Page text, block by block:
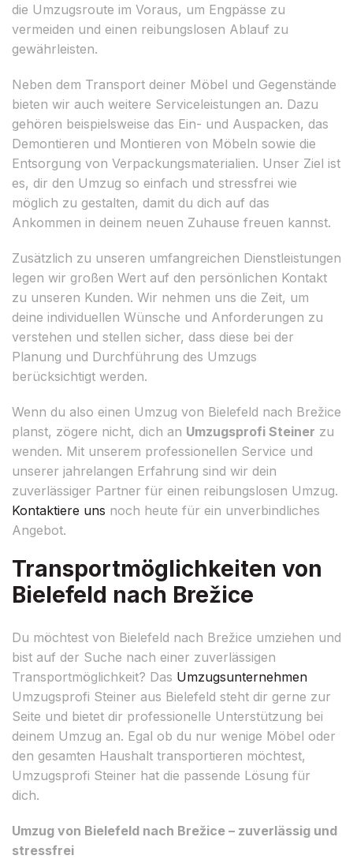
die Umzugsroute im Voraus, um Engpässe zu
vermeiden und einen reibungslosen Ablauf zu
gewährleisten.
Neben dem Transport deiner Möbel und Gegenstände
bieten wir auch weitere Serviceleistungen an. Dazu
gehören beispielsweise das Ein- und Auspacken, das
Demontieren und Montieren von Möbeln sowie die
Entsorgung von Verpackungsmaterialien. Unser Ziel ist
es, dir den Umzug so einfach und stressfrei wie
möglich zu gestalten, damit du dich auf das
Ankommen in deinem neuen Zuhause freuen kannst.
Zusätzlich zu unseren umfangreichen Dienstleistungen
legen wir großen Wert auf den persönlichen Kontakt
zu unseren Kunden. Wir nehmen uns die Zeit, um
deine individuellen Wünsche und Anforderungen zu
verstehen und stellen sicher, dass diese bei der
Planung und Durchführung des Umzugs
berücksichtigt werden.
Wenn du also einen Umzug von Bielefeld nach Brežice
planst, zögere nicht, dich an Umzugsprofi Steiner zu
wenden. Mit unserem professionellen Service und
unserer jahrelangen Erfahrung sind wir dein
zuverlässiger Partner für einen reibungslosen Umzug.
Kontaktiere uns noch heute für ein unverbindliches
Angebot.
Transportmöglichkeiten von
Bielefeld nach Brežice
Du möchtest von Bielefeld nach Brežice umziehen und
bist auf der Suche nach einer zuverlässigen
Transportmöglichkeit? Das Umzugsunternehmen
Umzugsprofi Steiner aus Bielefeld steht dir gerne zur
Seite und bietet dir professionelle Unterstützung bei
deinem Umzug an. Egal ob du nur wenige Möbel oder
den gesamten Haushalt transportieren möchtest,
Umzugsprofi Steiner hat die passende Lösung für
dich.
Umzug von Bielefeld nach Brežice – zuverlässig und
stressfrei